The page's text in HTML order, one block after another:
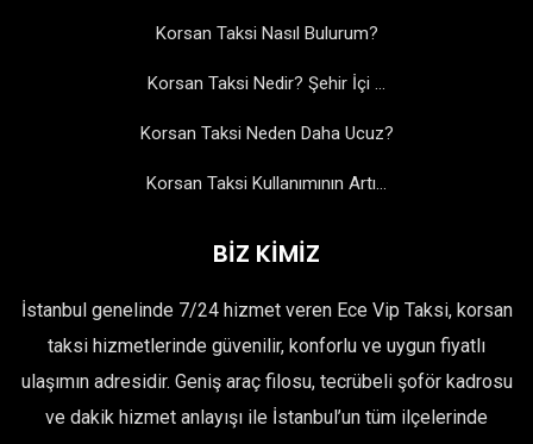
Korsan Taksi Nasıl Bulurum?
Korsan Taksi Nedir? Şehir İçi ...
Korsan Taksi Neden Daha Ucuz?
Korsan Taksi Kullanımının Artı...
BİZ KİMİZ
İstanbul genelinde 7/24 hizmet veren Ece Vip Taksi, korsan
taksi hizmetlerinde güvenilir, konforlu ve uygun fiyatlı
ulaşımın adresidir. Geniş araç filosu, tecrübeli şoför kadrosu
ve dakik hizmet anlayışı ile İstanbul’un tüm ilçelerinde